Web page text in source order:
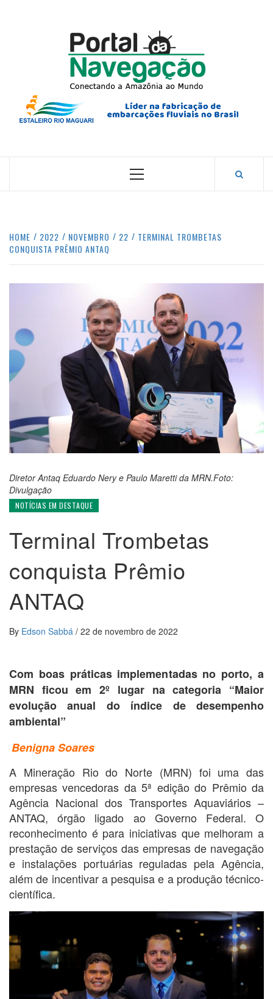
CONECTANDO A AMAZÔNIA COM O MUNDO.
Primary
HOME 2022 NOVEMBRO 22
TERMINAL TROMBETAS
CONQUISTA PRÊMIO ANTAQ
Diretor Antaq Eduardo Nery e Paulo Maretti da MRN.Foto:
Divulgação
NOTÍCIAS EM DESTAQUE
Terminal Trombetas
conquista Prêmio
ANTAQ
By Edson Sabbá / 22 de novembro de 2022
Com boas práticas implementadas no porto, a
MRN ficou em 2º lugar na categoria “Maior
evolução anual do índice de desempenho
ambiental”
Benigna Soares
A Mineração Rio do Norte (MRN) foi uma das
empresas vencedoras da 5ª edição do Prêmio da
Agência Nacional dos Transportes Aquaviários –
ANTAQ, órgão ligado ao Governo Federal. O
reconhecimento é para iniciativas que melhoram a
prestação de serviços das empresas de navegação
e instalações portuárias reguladas pela Agência,
além de incentivar a pesquisa e a produção técnico-
científica.